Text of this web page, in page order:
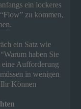
ein lockeres
zu kommen,
.
ein Satz wie
haben Sie
eine Aufforderung
in wenigen
Können